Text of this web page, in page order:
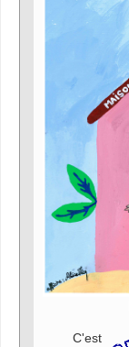
C'est